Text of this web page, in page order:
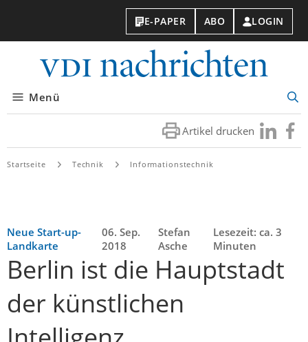
E-PAPER ABO LOGIN
Menü
Artikel drucken Besuchen
Sie
Sie
Startseite Technik Informationstechnik
Neue Start-up-
Landkarte
06. Sep.
2018
Stefan
Asche
Lesezeit: ca. 3
Minuten
Berlin ist die Hauptstadt
der künstlichen